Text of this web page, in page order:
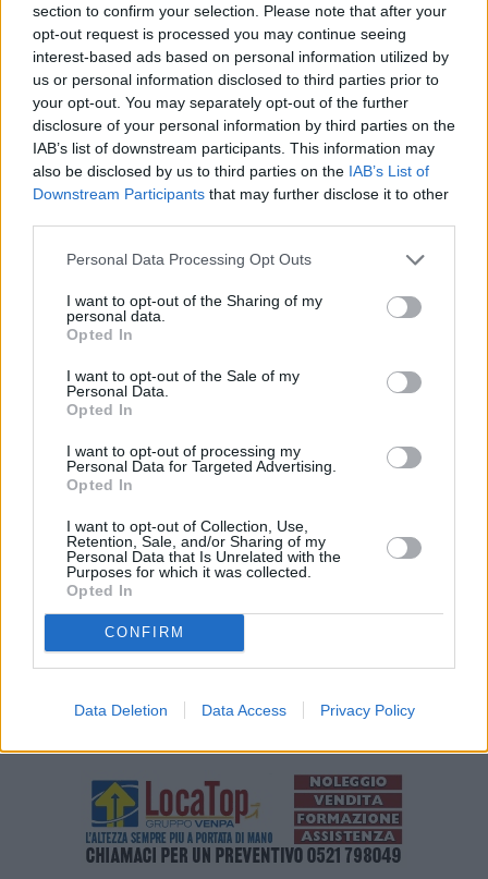
section to confirm your selection. Please note that after your
opt-out request is processed you may continue seeing
interest-based ads based on personal information utilized by
us or personal information disclosed to third parties prior to
your opt-out. You may separately opt-out of the further
disclosure of your personal information by third parties on the
IAB’s list of downstream participants. This information may
also be disclosed by us to third parties on the IAB’s List of
Downstream Participants that may further disclose it to other
Personal Data Processing Opt Outs
I want to opt-out of the Sharing of my
personal data.
Opted In
I want to opt-out of the Sale of my
Personal Data.
Opted In
I want to opt-out of processing my
Personal Data for Targeted Advertising.
Opted In
I want to opt-out of Collection, Use,
Retention, Sale, and/or Sharing of my
Personal Data that Is Unrelated with the
Purposes for which it was collected.
Opted In
CONFIRM
Data Deletion Data Access Privacy Policy
canali digitali della banca, senza necessità di recarsi
personalmente in filiale.
La banca offre inoltre per le stesse categorie di dipendenti del
settore pubblico, la possibilità di richiedere un finanziamento
attraverso la cessione del quinto dello stipendio, sempre a tasso
zero e senza spese d’istruttoria e commissioni d’intermediazione,
rimborsabili in un periodo massimo di 120 mesi.
Andrea Casini e Remo Taricani, Co-CEO Commercial Banking Italy
operatori socio sanitari e al personale medico per il loro prezioso
impegno quotidiano in questa difficile contingenza e vogliamo
disposizione strumenti di liquidità senza costi e interessi, per
sostenerli nelle loro eventuali esigenze finanziarie in modo rapido,
Questa nuova iniziativa si aggiunge a quelle già messe in campo
clienti e i colleghi nella lotta contro Covid-19.